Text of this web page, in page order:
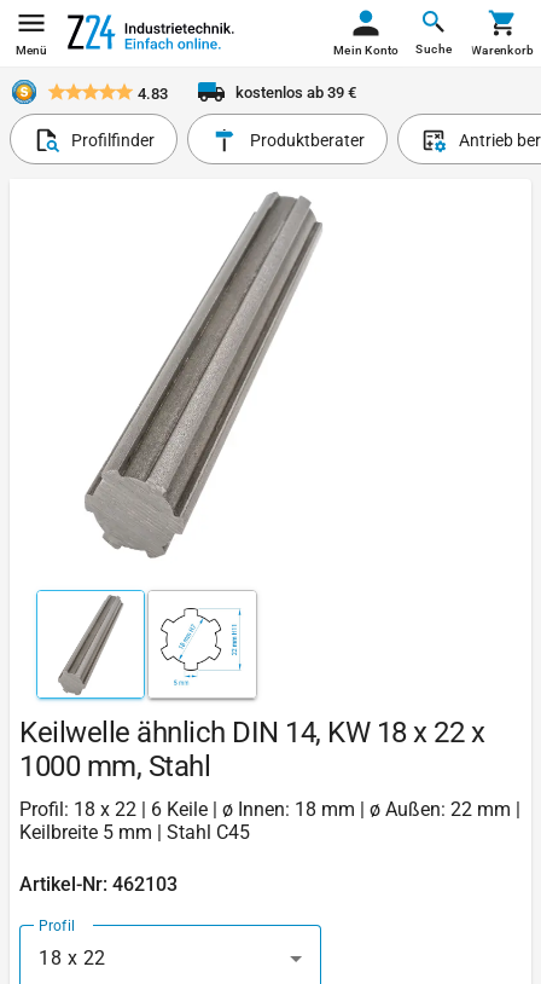
Menü Suche
Mein Konto Warenkorb
4.83 kostenlos ab 39 €
Profilfinder Produktberater Antrieb
Keilwelle ähnlich DIN 14, KW 18 x 22 x
1000 mm, Stahl
Profil: 18 x 22 | 6 Keile | ø Innen: 18 mm | ø Außen: 22 mm |
Keilbreite 5 mm | Stahl C45
Artikel-Nr: 462103
Profil
18 x 22